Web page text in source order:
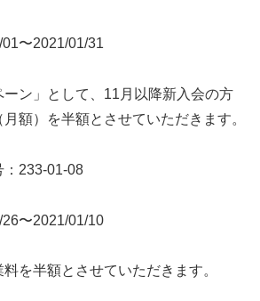
〜2021/01/31
ーン」として、11月以降新入会の方
額）を半額とさせていただきます。
：233-01-08
〜2021/01/10
を半額とさせていただきます。